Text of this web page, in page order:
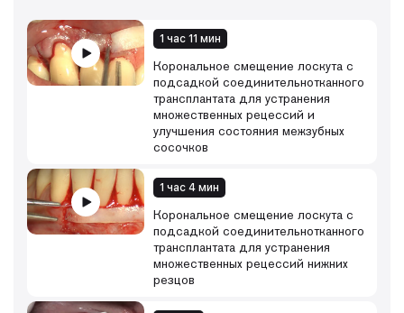
1 час 11 мин
Корональное смещение лоскута с
подсадкой соединительнотканного
трансплантата для устранения
множественных рецессий и
улучшения состояния межзубных
сосочков
1 час 4 мин
Корональное смещение лоскута с
подсадкой соединительнотканного
трансплантата для устранения
множественных рецессий нижних
резцов